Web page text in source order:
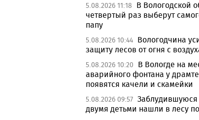
5.08.2026 11:18
В Вологодской
четвертый раз выберут
папу
5.08.2026 10:44 Вологодчина
защиту лесов от огня с
5.08.2026 10:20
В Вологде на
аварийного фонтана у
появятся качели и скамейки
5.08.2026 09:57
двумя детьми нашли в лесу